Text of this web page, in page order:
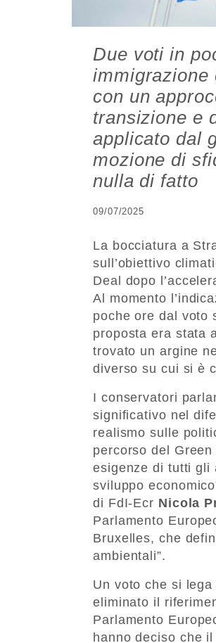
Due voti in
immigrazione
con un
transizione e
applicato dal
mozione di
nulla di fatto
09/07/2025
La bocciatura a
sull’obiettivo
Deal dopo
Al momento
poche ore dal voto
proposta era stata
trovato un argine
diverso su cui si è
I conservatori
significativo nel
realismo sulle
percorso del
esigenze di tutti gli
sviluppo
di FdI-Ecr Nicola
Parlamento
Bruxelles, che
ambientali”.
Un voto che si
eliminato il
Parlamento
hanno deciso che